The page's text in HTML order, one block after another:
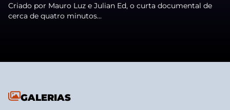
Criado por Mauro Luz e Julian Ed, o curta documental de
cerca de quatro minutos...
GALERIAS